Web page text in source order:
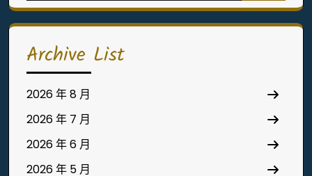
for:
Archive List
2026 年 8 月
2026 年 7 月
2026 年 6 月
2026 年 5 月